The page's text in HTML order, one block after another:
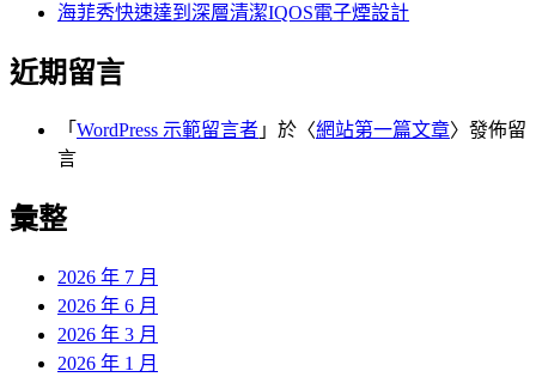
海菲秀快速達到深層清潔IQOS電子煙設計
近期留言
「 WordPress 示範留言者 」於〈網站第一篇文章〉發佈留
言
彙整
2026 年 7 月
2026 年 6 月
2026 年 3 月
2026 年 1 月